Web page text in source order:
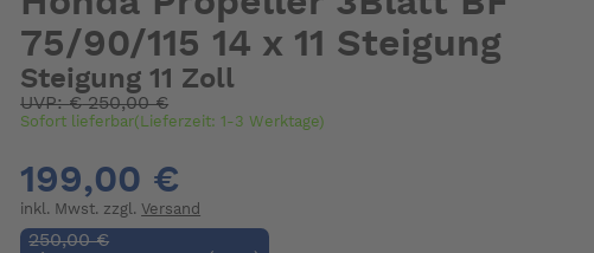
75/90/115 14 x 11 Steigung
Steigung 11 Zoll
UVP:€250,00 €
Sofort lieferbar(Lieferzeit: 1-3 Werktage)
199,00 €
inkl. Mwst. zzgl.Versand
250,00 €